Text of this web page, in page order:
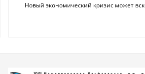
Новый экономический кризис может